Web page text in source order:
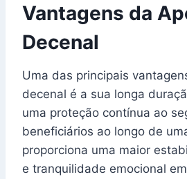
Vantagens da
Decenal
Uma das principais
decenal é a sua longa
uma proteção contínua ao
beneficiários ao longo de
proporciona uma maior
e tranquilidade emocional